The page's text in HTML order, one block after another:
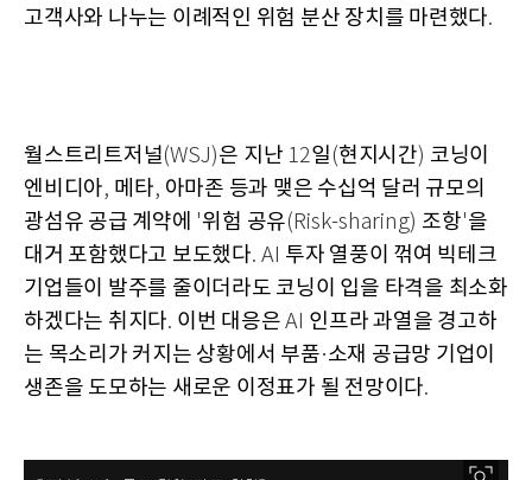
고객사와 나누는 이례적인 위험 분산 장치를 마련했다.
월스트리트저널(WSJ)은 지난 12일 (현지시간) 코닝이
엔비디아, 메타, 아마존 등과 맺은 수십억 달러 규모의
광섬유 공급 계약에 '위험 공유(Risk-sharing) 조항'을
대거 포함했다고 보도했다. AI 투자 열풍이 꺾여 빅테크
기업들이 발주를 줄이더라도 코닝이 입을 타격을 최소화
하겠다는 취지다. 이번 대응은AI 인프라 과열을 경고하
는 목소리가 커지는 상황에서 부품·소재 공급망 기업이
생존을 도모하는 새로운 이정표가 될 전망이다.